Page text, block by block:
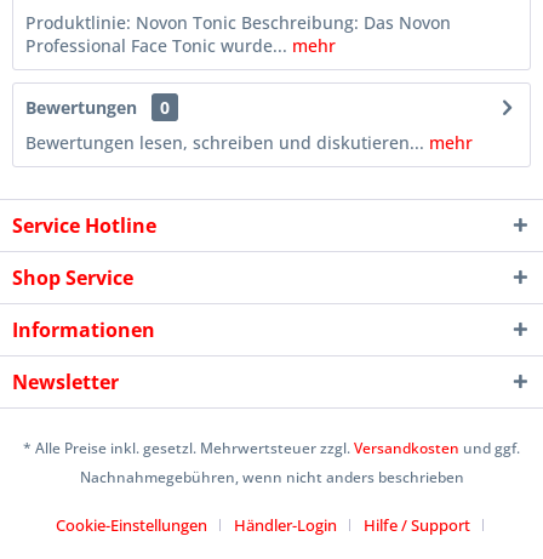
Produktlinie: Novon Tonic Beschreibung: Das Novon
Professional Face Tonic wurde... mehr
Bewertungen
0
Bewertungen lesen, schreiben und diskutieren... mehr
Service Hotline
Shop Service
Informationen
Newsletter
* Alle Preise inkl. gesetzl. Mehrwertsteuer zzgl.Versandkosten und ggf.
Nachnahmegebühren, wenn nicht anders beschrieben
Cookie-Einstellungen Händler-Login
Hilfe / Support